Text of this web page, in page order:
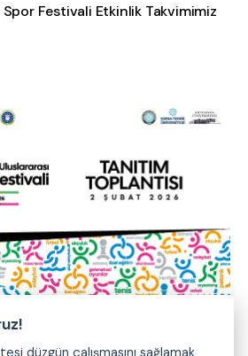
Spor Festivali Etkinlik Takvimimiz
| Bitiş: 02.02.2026
düzgün çalışmasını sağlamak